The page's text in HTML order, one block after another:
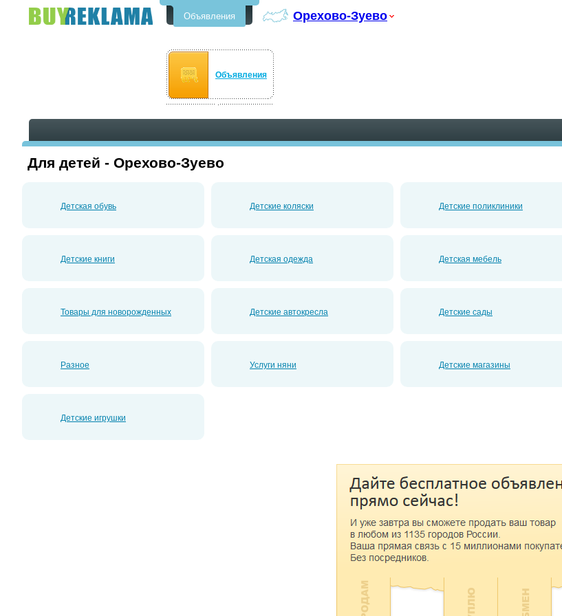
Объявления Орехово-Зуево
Объявления
Для детей - Орехово-Зуево
Детская обувь Детские коляски Детские поликлиники
Детские книги Детская одежда Детская мебель
Товары для новорожденных Детские автокресла Детские сады
Разное Услуги няни Детские магазины
Детские игрушки